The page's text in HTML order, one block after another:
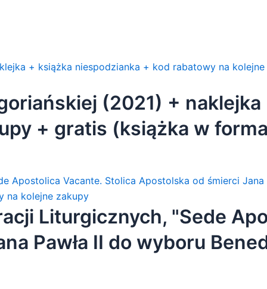
(2021) +
+ gratis (książka w
+ gratis]
Liturgicznych, "Sede
Pawła II do wyboru
+ kod rabatowy na